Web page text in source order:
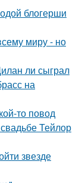
блогерши
миру - но
ли сыграл
на
то повод
Тейлор
звезде